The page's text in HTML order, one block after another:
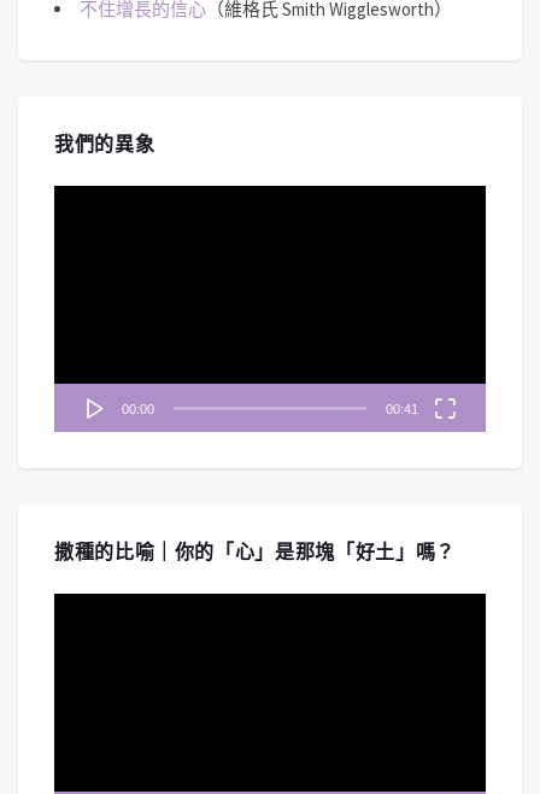
不住增長的信心 （維格氏 Smith Wigglesworth）
我們的異象
00:00 00:41
撒種的比喻｜你的「心」是那塊「好土」嗎？